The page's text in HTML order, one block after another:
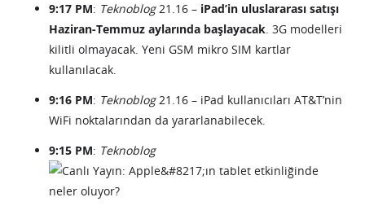
9:17 PM: Teknoblog21.16 – iPad’in uluslararası satışı
Haziran-Temmuz aylarında başlayacak. 3G modelleri
kilitli olmayacak. Yeni GSM mikro SIM kartlar
kullanılacak.
9:16 PM: Teknoblog21.16 – iPad kullanıcıları AT&T’nin
WiFi noktalarından da yararlanabilecek.
9:15 PM: Teknoblog